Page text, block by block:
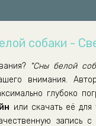
собаки -
"Сны белой
внимания.
глубоко
или скачать её
запись с